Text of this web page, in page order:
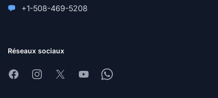
+1-508-469-5208
Réseaux sociaux
FacebookInstagram
X YoutubeWhatsapp